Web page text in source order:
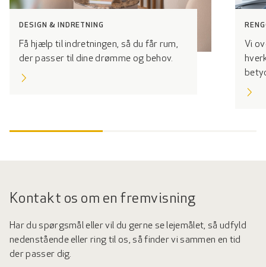
DESIGN & INDRETNING
Få hjælp til indretningen, så du får rum,
der passer til dine drømme og behov.
Vi
Kontakt os om en fremvisning
Har du spørgsmål eller vil du gerne se lejemålet, så udfyld
nedenstående eller ring til os, så finder vi sammen en tid
der passer dig.